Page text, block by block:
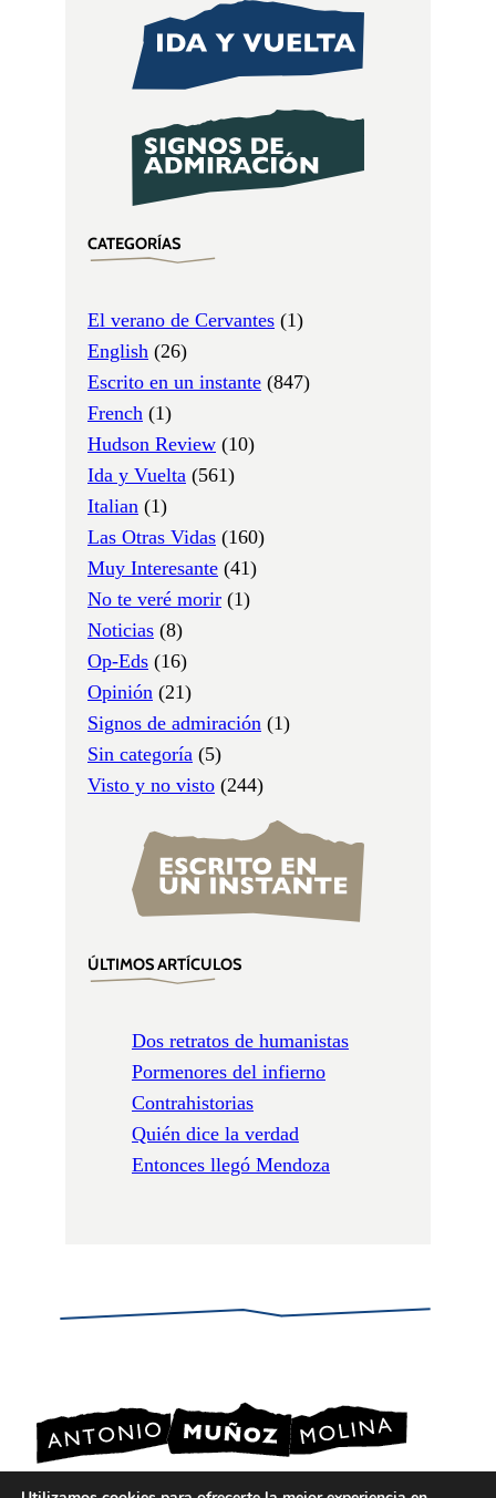
CATEGORÍAS
El verano de Cervantes (1)
English (26)
Escrito en un instante (847)
French (1)
Hudson Review (10)
Ida y Vuelta (561)
Italian (1)
Las Otras Vidas (160)
Muy Interesante (41)
No te veré morir (1)
Noticias (8)
Op-Eds (16)
Opinión (21)
Signos de admiración (1)
Sin categoría (5)
Visto y no visto (244)
ÚLTIMOS ARTÍCULOS
Dos retratos de humanistas
Pormenores del infierno
Contrahistorias
Quién dice la verdad
Entonces llegó Mendoza